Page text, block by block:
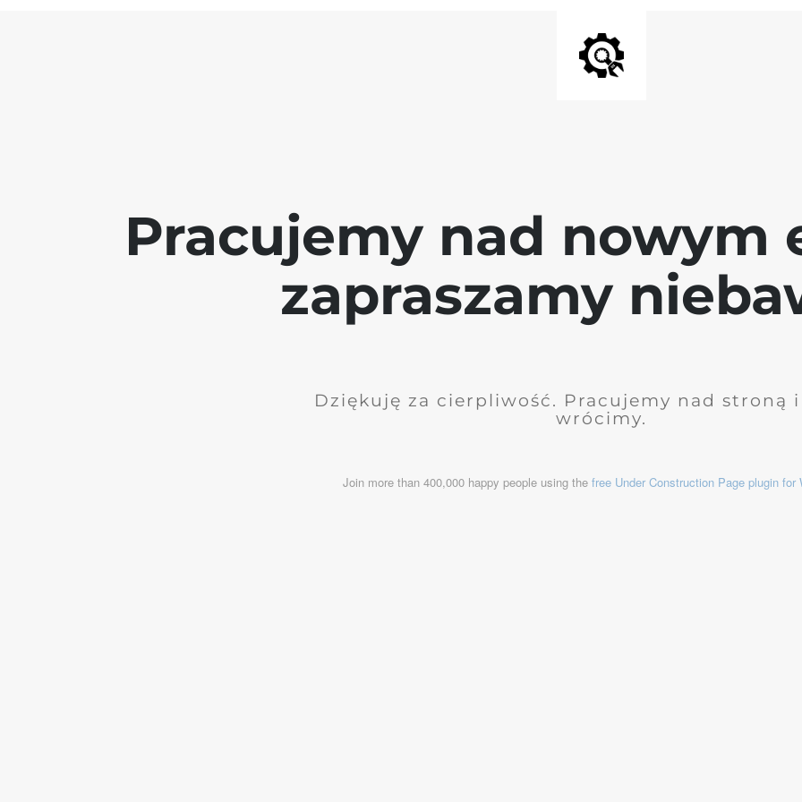
Pracujemy nad nowym
zapraszamy
Dziękuję za cierpliwość. Pracujemy nad stroną
wrócimy.
Join more than 400,000 happy people using the free Under Construction Page plugin for